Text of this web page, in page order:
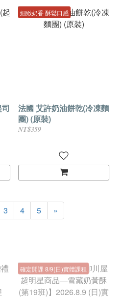
細緻奶香 酥鬆口感
法國 艾許奶油餅乾(冷凍麵
團) (原裝)
NT$359
3 4 5 »
確定開課 8/9(日)實體課程